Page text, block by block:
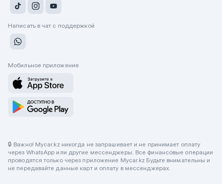
Написать в чат с поддержкой
Мобильное приложение
🔒 Важно! Mycar.kz никогда не запрашивает и не принимает оплату
через WhatsApp или другие мессенджеры. Все финансовые операции
проводятся только через приложение Mycar.kz Будьте внимательны и
не передавайте данные карт и оплату в мессенджерах.